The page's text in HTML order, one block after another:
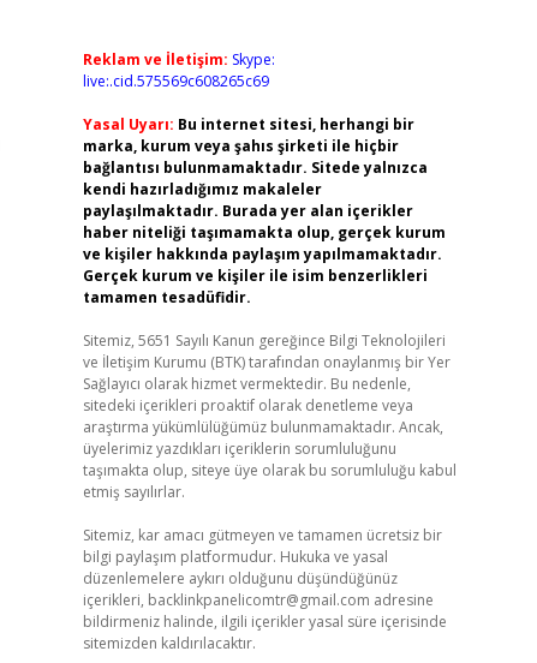
Reklam ve İletişim: Skype:
live:.cid.575569c608265c69
Yasal Uyarı: Bu internet sitesi, herhangi bir
marka, kurum veya şahıs şirketi ile hiçbir
bağlantısı bulunmamaktadır. Sitede yalnızca
kendi hazırladığımız makaleler
paylaşılmaktadır. Burada yer alan içerikler
haber niteliği taşımamakta olup, gerçek kurum
ve kişiler hakkında paylaşım yapılmamaktadır.
Gerçek kurum ve kişiler ile isim benzerlikleri
tamamen tesadüfidir.
Sitemiz, 5651 Sayılı Kanun gereğince Bilgi Teknolojileri
ve İletişim Kurumu (BTK) tarafından onaylanmış bir Yer
Sağlayıcı olarak hizmet vermektedir. Bu nedenle,
sitedeki içerikleri proaktif olarak denetleme veya
araştırma yükümlülüğümüz bulunmamaktadır. Ancak,
üyelerimiz yazdıkları içeriklerin sorumluluğunu
taşımakta olup, siteye üye olarak bu sorumluluğu kabul
etmiş sayılırlar.
Sitemiz, kar amacı gütmeyen ve tamamen ücretsiz bir
bilgi paylaşım platformudur. Hukuka ve yasal
düzenlemelere aykırı olduğunu düşündüğünüz
içerikleri, backlinkpanelicomtr@gmail.com adresine
bildirmeniz halinde, ilgili içerikler yasal süre içerisinde
sitemizden kaldırılacaktır.